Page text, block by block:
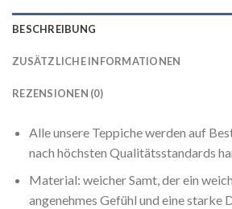
BESCHREIBUNG
ZUSÄTZLICHE INFORMATIONEN
REZENSIONEN (0)
Alle unsere Teppiche werden auf
nach höchsten Qualitätsstandards
Material: weicher Samt, der ein
angenehmes Gefühl und eine starke